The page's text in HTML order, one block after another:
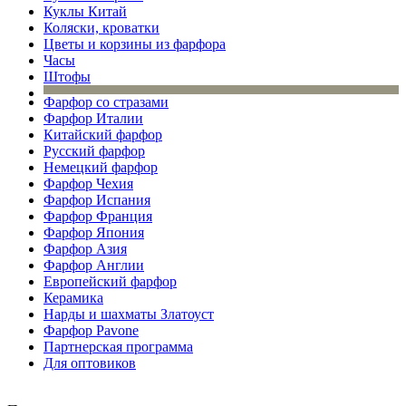
Куклы Китай
Коляски, кроватки
Цветы и корзины из фарфора
Часы
Штофы
Фарфор со стразами
Фарфор Италии
Китайский фарфор
Русский фарфор
Немецкий фарфор
Фарфор Чехия
Фарфор Испания
Фарфор Франция
Фарфор Япония
Фарфор Азия
Фарфор Англии
Европейский фарфор
Керамика
Нарды и шахматы Златоуст
Фарфор Pavone
Партнерская программа
Для оптовиков